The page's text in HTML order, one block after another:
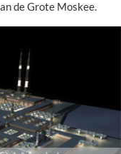
de Grote Moskee.